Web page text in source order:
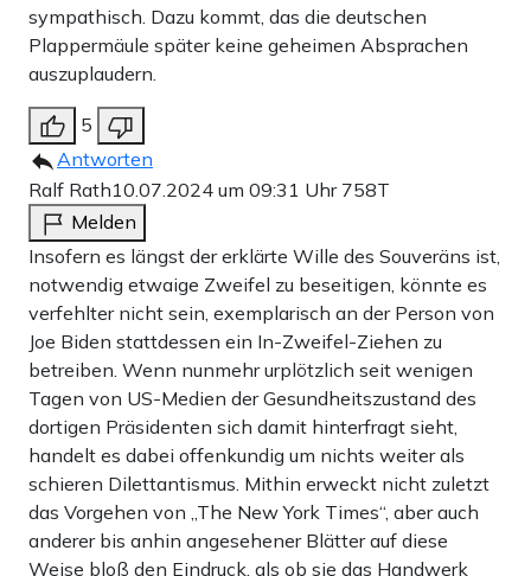
sympathisch. Dazu kommt, das die deutschen
Plappermäule später keine geheimen Absprachen
auszuplaudern.
5
Antworten
Ralf Rath10.07.2024 um 09:31 Uhr 758T
Melden
Insofern es längst der erklärte Wille des Souveräns ist,
notwendig etwaige Zweifel zu beseitigen, könnte es
verfehlter nicht sein, exemplarisch an der Person von
Joe Biden stattdessen ein In-Zweifel-Ziehen zu
betreiben. Wenn nunmehr urplötzlich seit wenigen
Tagen von US-Medien der Gesundheitszustand des
dortigen Präsidenten sich damit hinterfragt sieht,
handelt es dabei offenkundig um nichts weiter als
schieren Dilettantismus. Mithin erweckt nicht zuletzt
das Vorgehen von „The New York Times“, aber auch
anderer bis anhin angesehener Blätter auf diese
Weise bloß den Eindruck, als ob sie das Handwerk